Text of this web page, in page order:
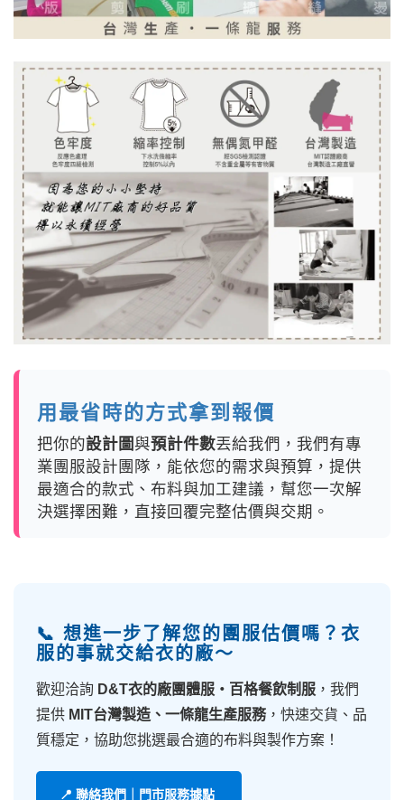
用最省時的方式拿到報價
把你的設計圖與預計件數丟給我們，我們有專
業團服設計團隊，能依您的需求與預算，提供
最適合的款式、布料與加工建議，幫您一次解
決選擇困難，直接回覆完整估價與交期。
📞 想進一步了解您的團服估價嗎？衣
服的事就交給衣的廠～
歡迎洽詢 D&T衣的廠團體服・百格餐飲制服 ，我們
提供 MIT台灣製造、一條龍生產服務，快速交貨、品
質穩定，協助您挑選最合適的布料與製作方案！
📍 聯絡我們｜門市服務據點